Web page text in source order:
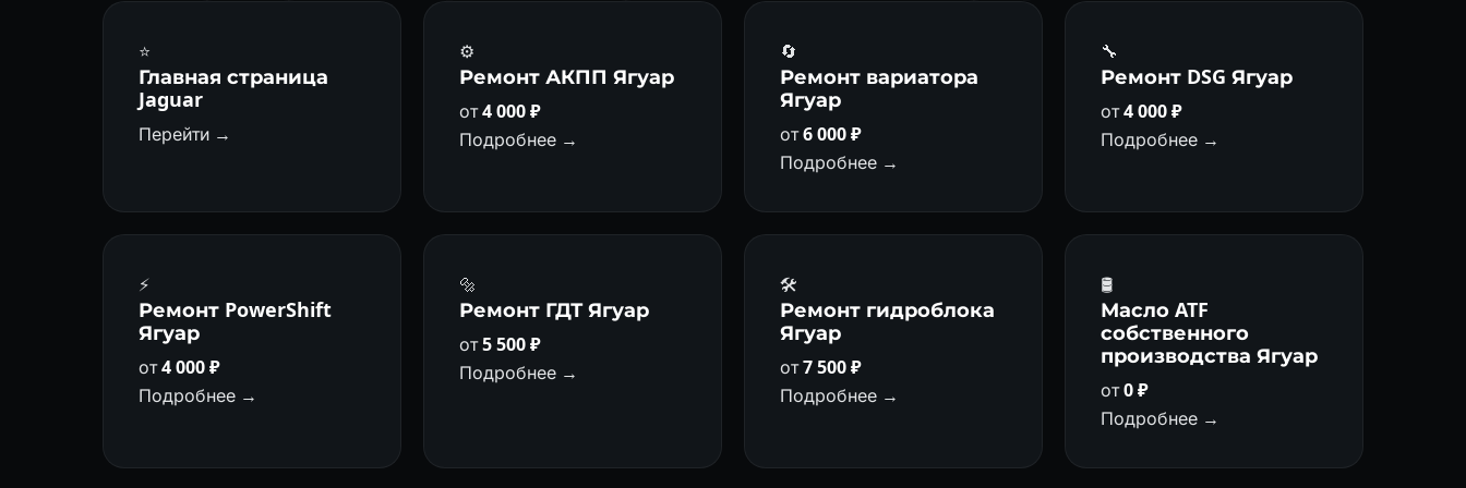
⭐
Главная страница
Jaguar
Перейти →
⚙️
Ремонт АКПП Ягуар
от4 000 ₽
Подробнее →
🔄
Ремонт вариатора
Ягуар
от6 000 ₽
Подробнее →
🔧
Ремонт DSG Ягуар
от4 000 ₽
Подробнее →
⚡
Ремонт PowerShift
Ягуар
от4 000 ₽
Подробнее →
🔩
Ремонт ГДТ Ягуар
от5 500 ₽
Подробнее →
🛠️
Ремонт гидроблока
Ягуар
от7 500 ₽
Подробнее →
🛢
Масло ATF
собственного
производства Ягуар
от0 ₽
Подробнее →